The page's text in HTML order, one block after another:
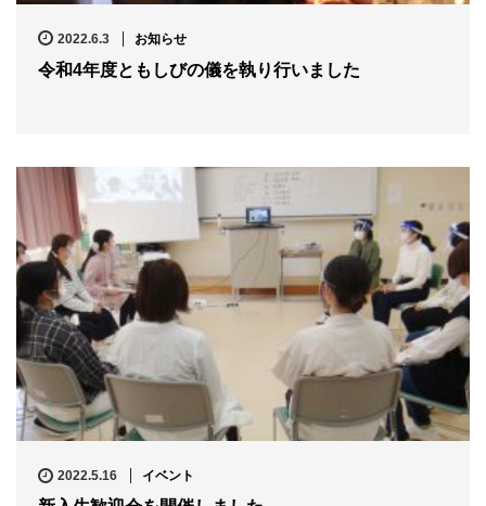
2022.6.3 お知らせ
令和4年度ともしびの儀を執り行いました
2022.5.16 イベント